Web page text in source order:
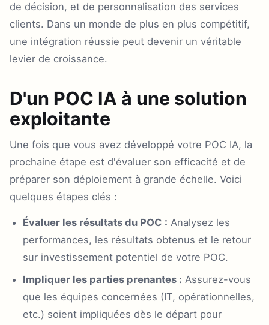
de décision, et de personnalisation des services
clients. Dans un monde de plus en plus compétitif,
une intégration réussie peut devenir un véritable
levier de croissance.
D'un POC IA à une solution
exploitante
Une fois que vous avez développé votre POC IA, la
prochaine étape est d'évaluer son efficacité et de
préparer son déploiement à grande échelle. Voici
quelques étapes clés :
Évaluer les résultats du POC : Analysez les
performances, les résultats obtenus et le retour
sur investissement potentiel de votre POC.
Impliquer les parties prenantes : Assurez-vous
que les équipes concernées (IT, opérationnelles,
etc.) soient impliquées dès le départ pour